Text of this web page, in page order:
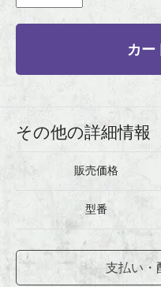
カー
その他の詳細情報
販売価格
型番
支払い・